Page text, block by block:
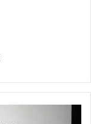
da ação “Forfé
atividades da
dois anos,
em fevereiro, e
às 19h, e